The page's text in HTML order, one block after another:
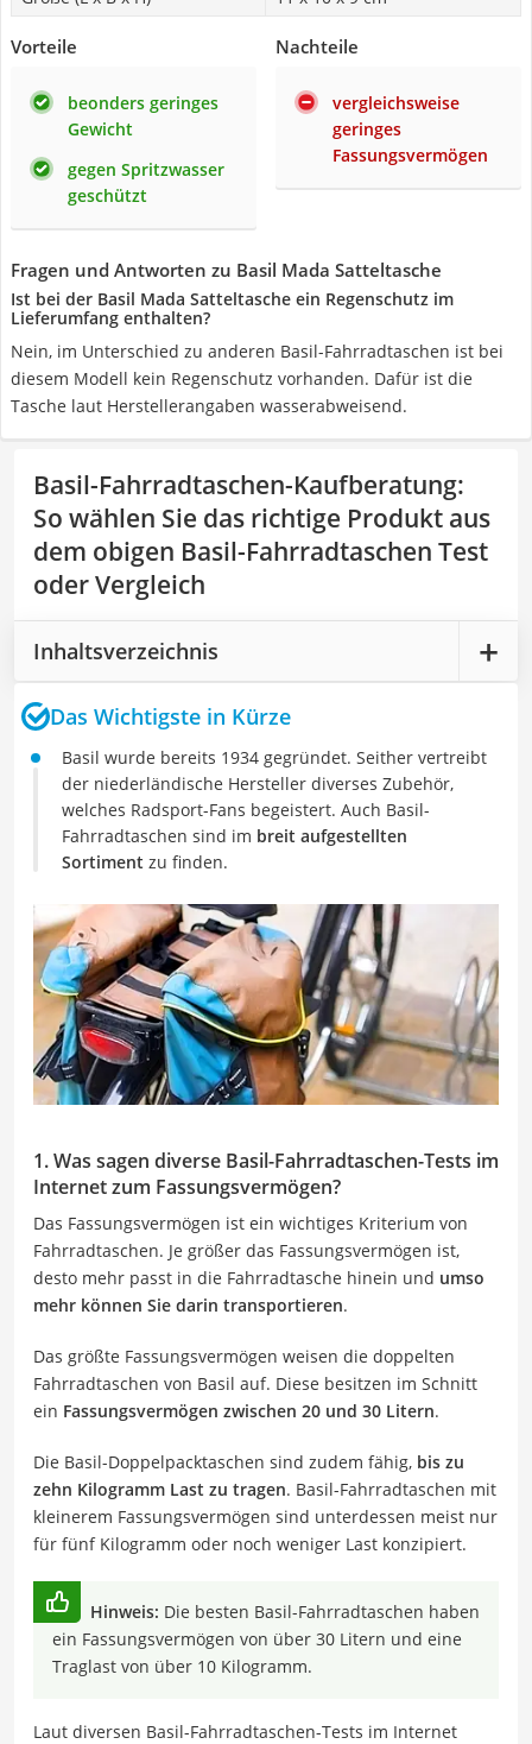
Vorteile
beonders geringes
Gewicht
gegen Spritzwasser
geschützt
Nachteile
vergleichsweise
geringes
Fassungsvermögen
Fragen und Antworten zu Basil Mada Satteltasche
Ist bei der Basil Mada Satteltasche ein Regenschutz im
Lieferumfang enthalten?
Nein, im Unterschied zu anderen Basil-Fahrradtaschen ist bei
diesem Modell kein Regenschutz vorhanden. Dafür ist die
Tasche laut Herstellerangaben wasserabweisend.
Basil-Fahrradtaschen-Kaufberatung:
So wählen Sie das richtige Produkt aus
dem obigen Basil-Fahrradtaschen Test
oder Vergleich
Inhaltsverzeichnis
Das Wichtigste in Kürze
Basil wurde bereits 1934 gegründet. Seither vertreibt
der niederländische Hersteller diverses Zubehör,
welches Radsport-Fans begeistert. Auch Basil-
Fahrradtaschen sind im breit aufgestellten
Sortiment zu finden.
1. Was sagen diverse Basil-Fahrradtaschen-Tests im
Internet zum Fassungsvermögen?
Das Fassungsvermögen ist ein wichtiges Kriterium von
Fahrradtaschen. Je größer das Fassungsvermögen ist,
desto mehr passt in die Fahrradtasche hinein und umso
mehr können Sie darin transportieren.
Das größte Fassungsvermögen weisen die doppelten
Fahrradtaschen von Basil auf. Diese besitzen im Schnitt
ein Fassungsvermögen zwischen 20 und 30 Litern.
Die Basil-Doppelpacktaschen sind zudem fähig, bis zu
zehn Kilogramm Last zu tragen. Basil-Fahrradtaschen mit
kleinerem Fassungsvermögen sind unterdessen meist nur
für fünf Kilogramm oder noch weniger Last konzipiert.
Hinweis: Die besten Basil-Fahrradtaschen haben
ein Fassungsvermögen von über 30 Litern und eine
Traglast von über 10 Kilogramm.
Laut diversen Basil-Fahrradtaschen-Tests im Internet